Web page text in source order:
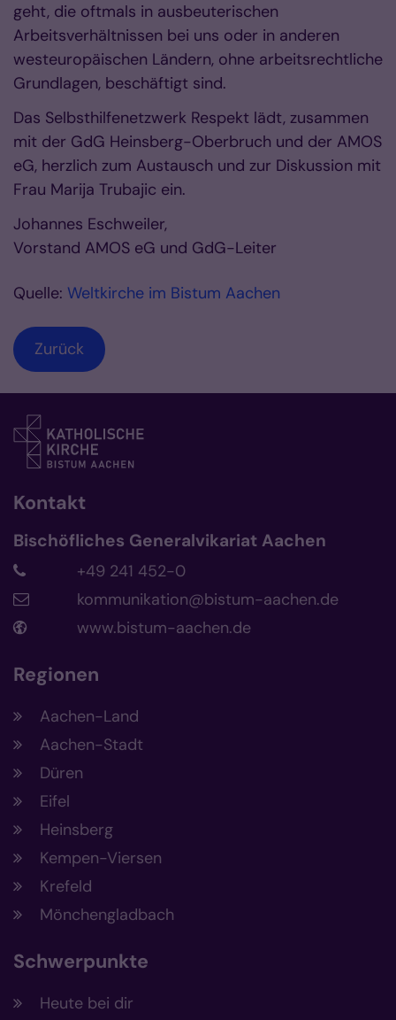
geht, die oftmals in ausbeuterischen
Arbeitsverhältnissen bei uns oder in anderen
westeuropäischen Ländern, ohne arbeitsrechtliche
Grundlagen, beschäftigt sind.
Das Selbsthilfenetzwerk Respekt lädt, zusammen
mit der GdG Heinsberg-Oberbruch und der AMOS
eG, herzlich zum Austausch und zur Diskussion mit
Frau Marija Trubajic ein.
Johannes Eschweiler,
Vorstand AMOS eG und GdG-Leiter
Quelle: Weltkirche im Bistum Aachen
Zurück
Kontakt
Bischöfliches Generalvikariat Aachen
+49 241 452-0
kommunikation@bistum-aachen.de
www.bistum-aachen.de
Regionen
Aachen-Land
Aachen-Stadt
Düren
Eifel
Heinsberg
Kempen-Viersen
Krefeld
Mönchengladbach
Schwerpunkte
Heute bei dir